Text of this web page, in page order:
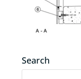
Search